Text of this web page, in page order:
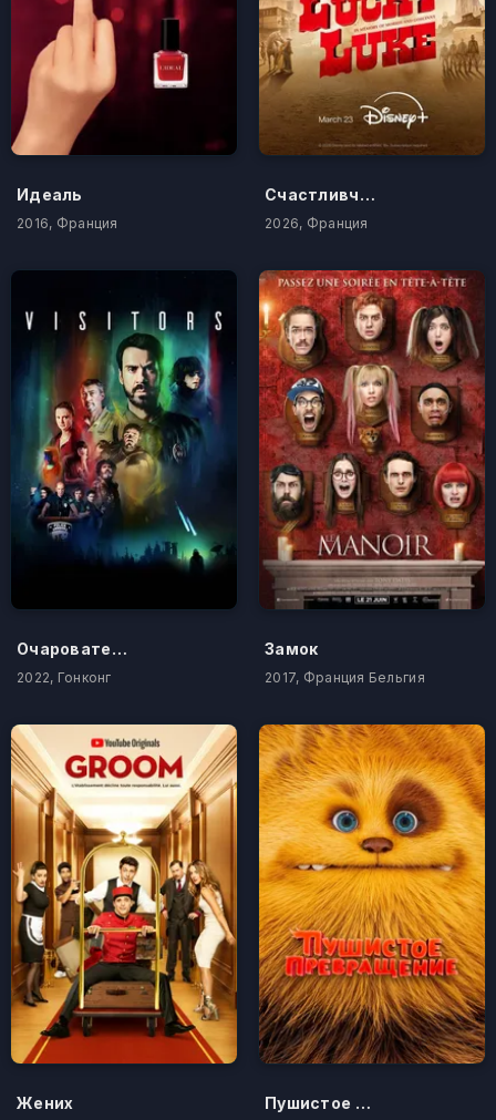
Идеаль
2016, Франция
Счастливчик Люк
2026, Франция
Очаровательный лес
2022, Гонконг
Замок
2017, Франция Бельгия
Жених Пушистое превращение